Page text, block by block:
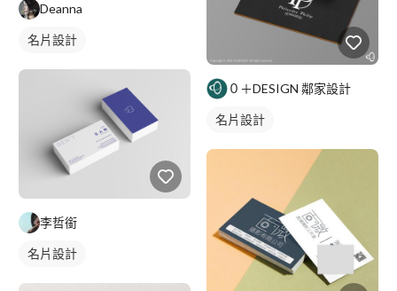
Deanna
名片設計
李哲銜
名片設計
０＋DESIGN 鄰家設計
名片設計